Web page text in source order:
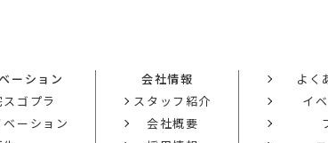
ーション
ゴプラ
ーション
会社情報
スタッフ紹介
会社概要
よく
イ